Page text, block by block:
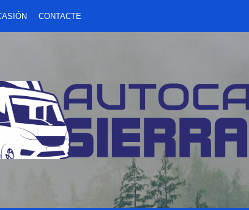
CONTACTE